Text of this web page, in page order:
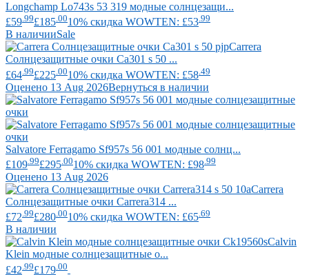
Longchamp Lo743s 53 319 модные солнцезащи...
£59.99£185.0010% скидка WOWTEN: £53.99
В наличииSale
Carrera
Солнцезащитные очки Ca301 s 50 ...
£64 .99£225 .0010% скидка WOWTEN: £58 .49
Оценено 13 Aug 2026Вернуться в наличии
Salvatore Ferragamo Sf957s 56 001 модные солнц...
£109 .99£295 .0010% скидка WOWTEN: £98 .99
Оценено 13 Aug 2026
Carrera
Солнцезащитные очки Carrera314 ...
£72.99£280.0010% скидка WOWTEN: £65.69
В наличии
Calvin
Klein модные солнцезащитные о...
£42 .99£179 .00